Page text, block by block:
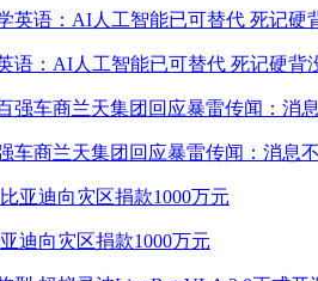
语：AI人工智能已可替代 死记硬背
车商兰天集团回应暴雷传闻：消息
迪向灾区捐款1000万元